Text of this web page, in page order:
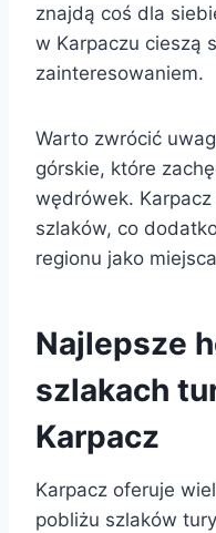
znajdą coś dla
w Karpaczu cieszą
zainteresowaniem.
Warto zwrócić
górskie, które
wędrówek.
szlaków, co
regionu jako
Najlepsze
szlakach
Karpacz
Karpacz oferuje
pobliżu szlaków